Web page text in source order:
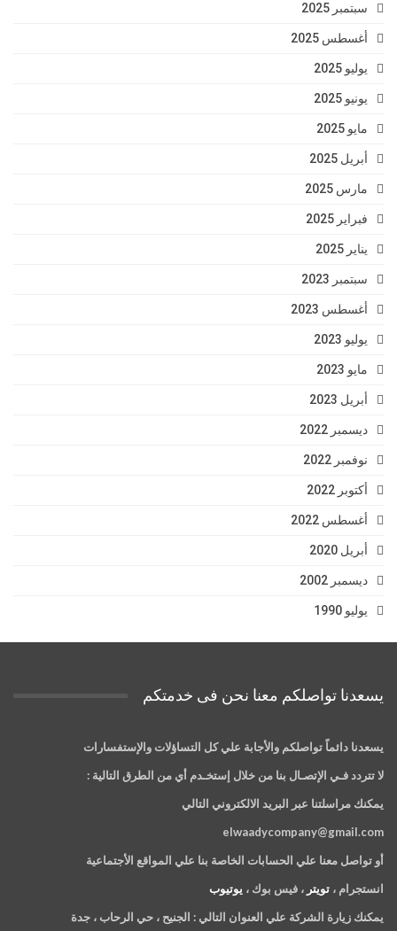
سبتمبر 2025
أغسطس 2025
يوليو 2025
يونيو 2025
مايو 2025
أبريل 2025
مارس 2025
فبراير 2025
يناير 2025
سبتمبر 2023
أغسطس 2023
يوليو 2023
مايو 2023
أبريل 2023
ديسمبر 2022
نوفمبر 2022
أكتوبر 2022
أغسطس 2022
أبريل 2020
ديسمبر 2002
يوليو 1990
يسعدنا تواصلكم معنا نحن فى خدمتكم
يسعدنا دائماً تواصلكم والأجابة علي كل التساؤلات والإستفسارات
لا تتردد فـي الإتصـال بنا من خلال إستخـدم أي من الطرق التالية :
يمكنك مراسلتنا عبر البريد الالكتروني التالي
elwaadycompany@gmail.com
أو تواصل معنا علي الحسابات الخاصة بنا علي المواقع الأجتماعية
انستجرام ، تويتر ، فيس بوك ، يوتيوب
يمكنك زيارة الشركة علي العنوان التالي : الجنيح ، حي الرحاب ، جدة